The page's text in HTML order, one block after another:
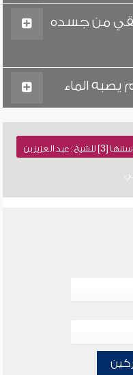
من جسده
الماء
نسخة نصية للطباعة , أبواب الطهارة وسننها [3] للشيخ : عبد العزيز بن